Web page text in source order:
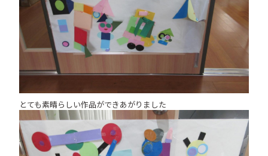
とても素晴らしい作品ができあがりました